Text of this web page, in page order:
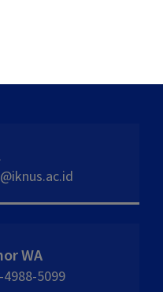
WA
4988-5099